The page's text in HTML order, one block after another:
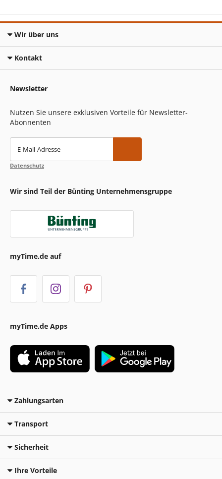
Wir über uns
Kontakt
Newsletter
Nutzen Sie unsere exklusiven Vorteile für Newsletter-
Abonnenten
E-Mail-Adresse
Datenschutz
Wir sind Teil der Bünting Unternehmensgruppe
myTime.de auf
myTime.de Apps
Zahlungsarten
Transport
Sicherheit
Ihre Vorteile